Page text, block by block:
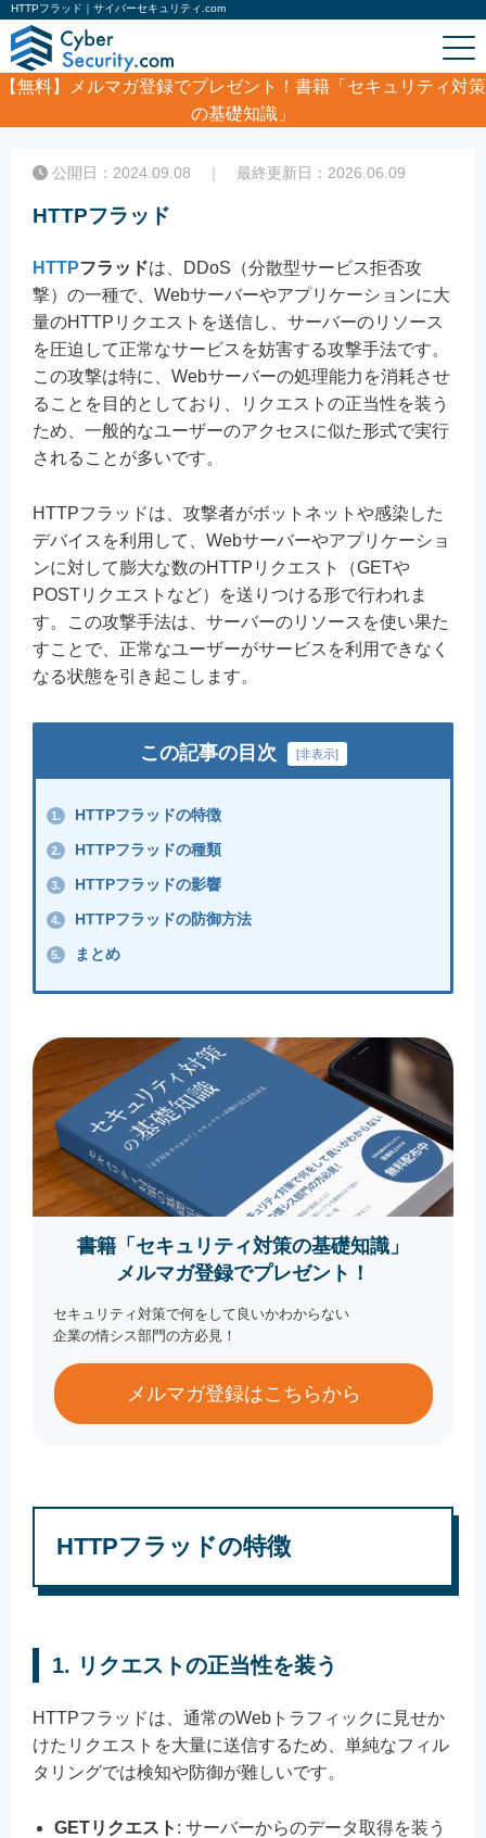
HTTPフラッド｜サイバーセキュリティ.com
【無料】
メルマガ登録でプレゼント！書籍「セキュリティ対策
の基礎知識」
HTTPフラッド
公開日：2024.09.08 ｜ 最終更新日：2026.06.09
HTTPフラッド
HTTPフラッドは、DDoS（分散型サービス拒否攻
撃）の一種で、Webサーバーやアプリケーションに大
量のHTTPリクエストを送信し、サーバーのリソース
を圧迫して正常なサービスを妨害する攻撃手法です。
この攻撃は特に、Webサーバーの処理能力を消耗させ
ることを目的としており、リクエストの正当性を装う
ため、一般的なユーザーのアクセスに似た形式で実行
されることが多いです。
HTTPフラッドは、攻撃者がボットネットや感染した
デバイスを利用して、Webサーバーやアプリケーショ
ンに対して膨大な数のHTTPリクエスト（GETや
POSTリクエストなど）を送りつける形で行われま
す。この攻撃手法は、サーバーのリソースを使い果た
すことで、正常なユーザーがサービスを利用できなく
なる状態を引き起こします。
この記事の目次 [非表示]
1. HTTPフラッドの特徴
2. HTTPフラッドの種類
3. HTTPフラッドの影響
4. HTTPフラッドの防御方法
5. まとめ
書籍「セキュリティ対策の基礎知識」
メルマガ登録でプレゼント！
セキュリティ対策で何をして良いかわからない
企業の情シス部門の方必見！
メルマガ登録はこちらから
HTTPフラッドの特徴
1. リクエストの正当性を装う
HTTPフラッドは、通常のWebトラフィックに見せか
けたリクエストを大量に送信するため、単純なフィル
タリングでは検知や防御が難しいです。
GETリクエスト : サーバーからのデータ取得を装う